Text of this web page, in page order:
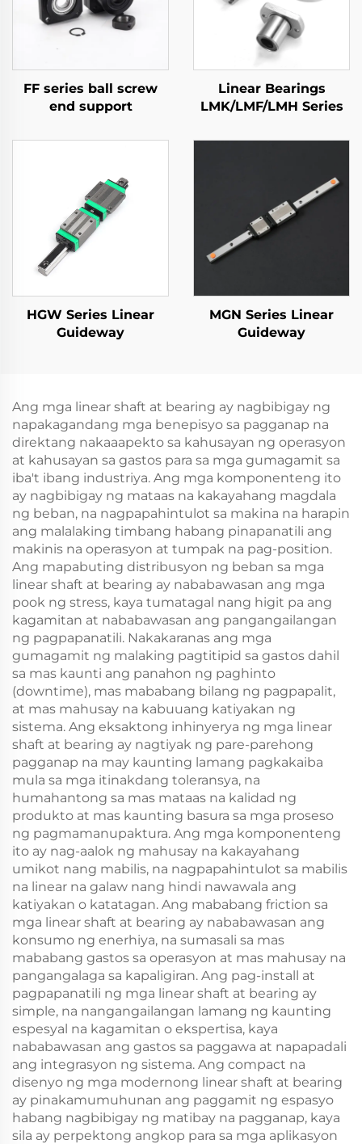
FF series ball screw
end support
Linear Bearings
LMK/LMF/LMH Series
HGW Series Linear
Guideway
MGN Series Linear
Guideway
Ang mga linear shaft at bearing ay nagbibigay ng
napakagandang mga benepisyo sa pagganap na
direktang nakaaapekto sa kahusayan ng operasyon
at kahusayan sa gastos para sa mga gumagamit sa
iba't ibang industriya. Ang mga komponenteng ito
ay nagbibigay ng mataas na kakayahang magdala
ng beban, na nagpapahintulot sa makina na harapin
ang malalaking timbang habang pinapanatili ang
makinis na operasyon at tumpak na pag-position.
Ang mapabuting distribusyon ng beban sa mga
linear shaft at bearing ay nababawasan ang mga
pook ng stress, kaya tumatagal nang higit pa ang
kagamitan at nababawasan ang pangangailangan
ng pagpapanatili. Nakakaranas ang mga
gumagamit ng malaking pagtitipid sa gastos dahil
sa mas kaunti ang panahon ng paghinto
(downtime), mas mababang bilang ng pagpapalit,
at mas mahusay na kabuuang katiyakan ng
sistema. Ang eksaktong inhinyerya ng mga linear
shaft at bearing ay nagtiyak ng pare-parehong
pagganap na may kaunting lamang pagkakaiba
mula sa mga itinakdang toleransya, na
humahantong sa mas mataas na kalidad ng
produkto at mas kaunting basura sa mga proseso
ng pagmamanupaktura. Ang mga komponenteng
ito ay nag-aalok ng mahusay na kakayahang
umikot nang mabilis, na nagpapahintulot sa mabilis
na linear na galaw nang hindi nawawala ang
katiyakan o katatagan. Ang mababang friction sa
mga linear shaft at bearing ay nababawasan ang
konsumo ng enerhiya, na sumasali sa mas
mababang gastos sa operasyon at mas mahusay na
pangangalaga sa kapaligiran. Ang pag-install at
pagpapanatili ng mga linear shaft at bearing ay
simple, na nangangailangan lamang ng kaunting
espesyal na kagamitan o ekspertisa, kaya
nababawasan ang gastos sa paggawa at napapadali
ang integrasyon ng sistema. Ang compact na
disenyo ng mga modernong linear shaft at bearing
ay pinakamumuhunan ang paggamit ng espasyo
habang nagbibigay ng matibay na pagganap, kaya
sila ay perpektong angkop para sa mga aplikasyon